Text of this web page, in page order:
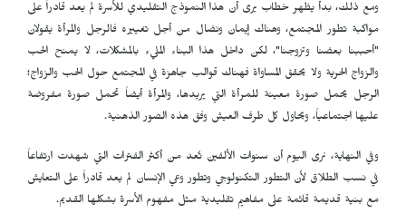
ومع ذلك، بدأ يظهر خطاب يرى أن هذا النموذج التقليدي للأسرة لم يعد قادراً على
مواكبة تطور المجتمع، وهناك إيمان ونضال من أجل تغييره فالرجل والمرأة يقولان
"أحببنا بعضنا وتزوجنا"، لكن داخل هذا البناء المليء بالمشكلات، لا يمنح الحب
والزواج الحرية ولا يحقق المساواة فهناك قوالب جاهزة في المجتمع حول الحب والزواج؛
الرجل يحمل صورة معينة للمرأة التي يريدها، والمرأة أيضاً تحمل صورة مفروضة
عليها اجتماعياً، ويحاول كل طرف العيش وفق هذه الصور الذهنية.
وفي النهاية، نرى اليوم أن سنوات الألفين تُعد من أكثر الفترات التي شهدت ارتفاعاً
في نسب الطلاق لأن التطور التكنولوجي وتطور وعي الإنسان لم يعد قادراً على التعايش
مع بنية قديمة قائمة على مفاهيم تقليدية مثل مفهوم الأسرة بشكلها القديم.